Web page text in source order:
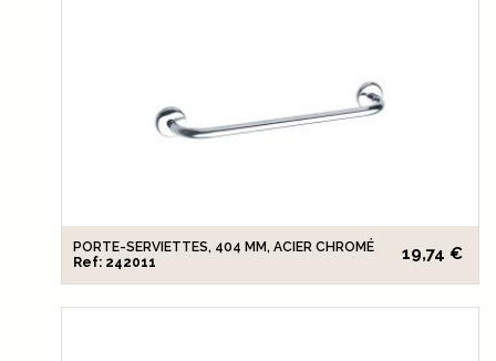
PORTE-SERVIETTES, 404 MM, ACIER CHROMÉ
Ref: 242011
19,74 €